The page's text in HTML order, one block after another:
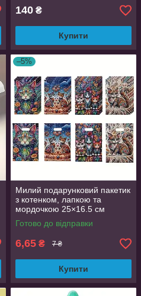
140 ₴
Купити
–5%
Милий подарунковий пакетик
з котенком, лапкою та
мордочкою 25×16.5 см
Готово до відправки
6,65 ₴ 7 ₴
Купити